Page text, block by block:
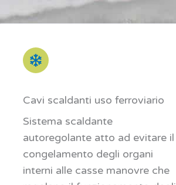
Cavi scaldanti uso ferroviario
Sistema scaldante
autoregolante atto ad evitare il
congelamento degli organi
interni alle casse manovre che